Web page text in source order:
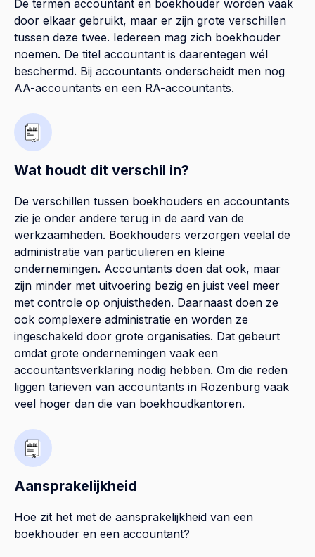
De termen accountant en boekhouder worden vaak
door elkaar gebruikt, maar er zijn grote verschillen
tussen deze twee. Iedereen mag zich boekhouder
noemen. De titel accountant is daarentegen wél
beschermd. Bij accountants onderscheidt men nog
AA-accountants en een RA-accountants.
Wat houdt dit verschil in?
De verschillen tussen boekhouders en accountants
zie je onder andere terug in de aard van de
werkzaamheden. Boekhouders verzorgen veelal de
administratie van particulieren en kleine
ondernemingen. Accountants doen dat ook, maar
zijn minder met uitvoering bezig en juist veel meer
met controle op onjuistheden. Daarnaast doen ze
ook complexere administratie en worden ze
ingeschakeld door grote organisaties. Dat gebeurt
omdat grote ondernemingen vaak een
accountantsverklaring nodig hebben. Om die reden
liggen tarieven van accountants in Rozenburg vaak
veel hoger dan die van boekhoudkantoren.
Aansprakelijkheid
Hoe zit het met de aansprakelijkheid van een
boekhouder en een accountant?